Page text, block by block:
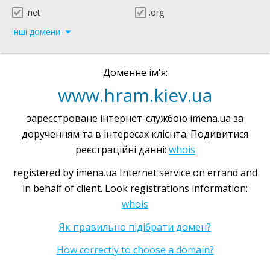
.net
.org
інші домени
Доменне ім'я:
www.hram.kiev.ua
зареєстроване інтернет-службою imena.ua за
дорученням та в інтересах клієнта. Подивитися
реєстраційні данні: whois
registered by imena.ua Internet service on errand and
in behalf of client. Look registrations information:
whois
Як правильно підібрати домен?
How correctly to choose a domain?